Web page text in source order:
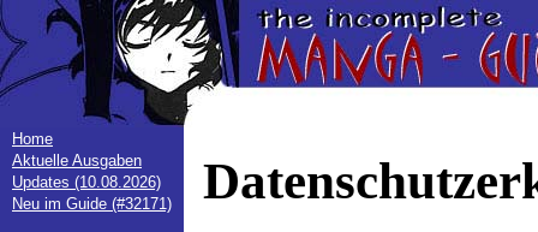
Home
Aktuelle Ausgaben
Updates (10.08.2026)
Neu im Guide (#32171)